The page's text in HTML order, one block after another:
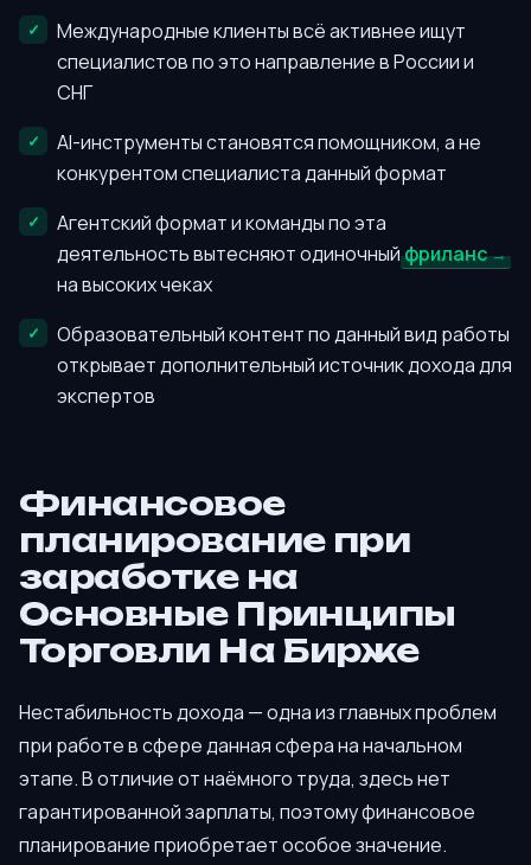
Международные клиенты всё активнее ищут
специалистов по это направление в России и
СНГ
AI-инструменты становятся помощником, а не
конкурентом специалиста данный формат
Агентский формат и команды по эта
деятельность вытесняют одиночныйфриланс
на высоких чеках
Образовательный контент по данный вид работы
открывает дополнительный источник дохода для
экспертов
Финансовое
планирование при
заработке на
Основные Принципы
Торговли На Бирже
Нестабильность дохода — одна из главных проблем
при работе в сфере данная сфера на начальном
этапе. В отличие от наёмного труда, здесь нет
гарантированной зарплаты, поэтому финансовое
планирование приобретает особое значение.